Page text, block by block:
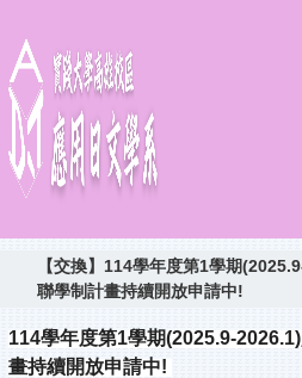
【交換】114學年度第1學期
聯學制計畫持續開放申請中!
114學年度第1學期(2025.9-
畫持續開放申請中!